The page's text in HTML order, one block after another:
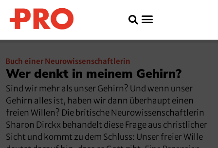
Buch einer Neurowissenschaftlerin
Wer denkt in meinem Gehirn?
Sind wir mehr als unser Gehirn? Und wenn unser
Gehirn alles ist, haben wir dann überhaupt einen
freien Willen? Die britische Neurowissenschaftlerin
Sharon Dirckx behandelt diese Frage aus christlicher
Sicht und kommt zu dem Schluss: Unser freier Wille